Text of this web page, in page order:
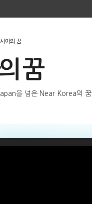
꿈
을 넘은 Near Korea의 꿈
아의 꿈